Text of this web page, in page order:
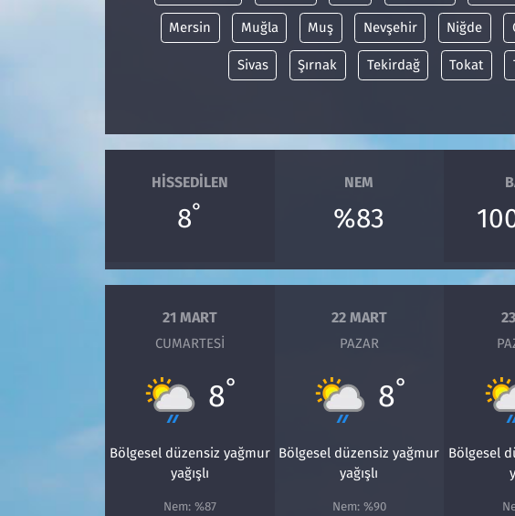
Mersin Muğla Muş Nevşehir Niğde
Sivas Şırnak Tekirdağ Tokat
HISSEDILEN
8°
NEM
%83
21 MART
CUMARTESI
8°
Bölgesel düzensiz yağmur
yağışlı
Nem: %87
22 MART
PAZAR
8°
Bölgesel düzensiz yağmur
yağışlı
Nem: %90
Bölgesel